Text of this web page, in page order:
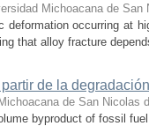
Michoacana de San
deformation occurring at
that alloy fracture
de la
de San Nicolas
byproduct of fossil